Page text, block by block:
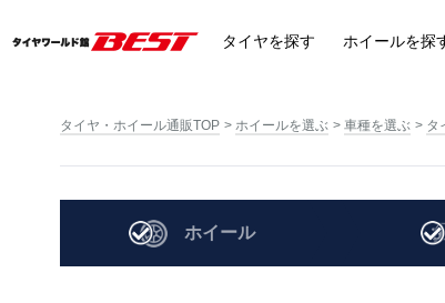
タイヤを探す ホイールを探
タイヤ・ホイール通販TOP ホイールを選ぶ 車種を選ぶ タ
ホイール